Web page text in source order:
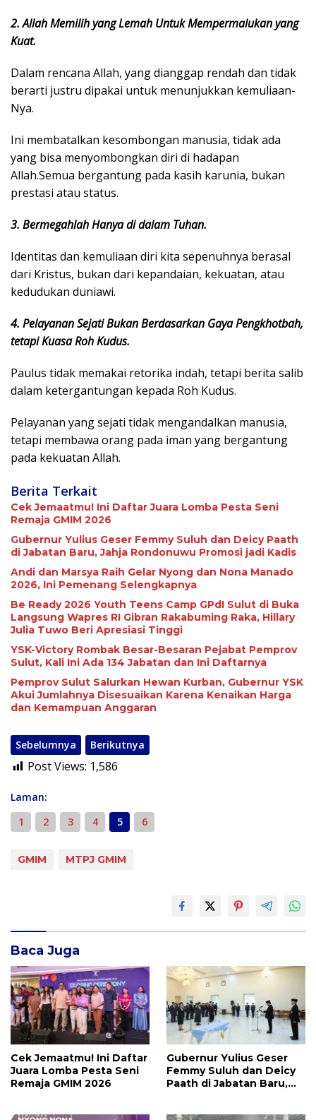
2. Allah Memilih yang Lemah Untuk Mempermalukan yang
Kuat.
Dalam rencana Allah, yang dianggap rendah dan tidak
berarti justru dipakai untuk menunjukkan kemuliaan-
Nya.
Ini membatalkan kesombongan manusia, tidak ada
yang bisa menyombongkan diri di hadapan
Allah.Semua bergantung pada kasih karunia, bukan
prestasi atau status.
3. Bermegahlah Hanya di dalam Tuhan.
Identitas dan kemuliaan diri kita sepenuhnya berasal
dari Kristus, bukan dari kepandaian, kekuatan, atau
kedudukan duniawi.
4. Pelayanan Sejati Bukan Berdasarkan Gaya Pengkhotbah,
tetapi Kuasa Roh Kudus.
Paulus tidak memakai retorika indah, tetapi berita salib
dalam ketergantungan kepada Roh Kudus.
Pelayanan yang sejati tidak mengandalkan manusia,
tetapi membawa orang pada iman yang bergantung
pada kekuatan Allah.
Berita Terkait
Cek Jemaatmu! Ini Daftar Juara Lomba Pesta Seni
Remaja GMIM 2026
Gubernur Yulius Geser Femmy Suluh dan Deicy Paath
di Jabatan Baru, Jahja Rondonuwu Promosi jadi Kadis
Andi dan Marsya Raih Gelar Nyong dan Nona Manado
2026, Ini Pemenang Selengkapnya
Be Ready 2026 Youth Teens Camp GPdI Sulut di Buka
Langsung Wapres RI Gibran Rakabuming Raka, Hillary
Julia Tuwo Beri Apresiasi Tinggi
YSK-Victory Rombak Besar-Besaran Pejabat Pemprov
Sulut, Kali Ini Ada 134 Jabatan dan Ini Daftarnya
Pemprov Sulut Salurkan Hewan Kurban, Gubernur YSK
Akui Jumlahnya Disesuaikan Karena Kenaikan Harga
dan Kemampuan Anggaran
Sebelumnya Berikutnya
Post Views: 1,586
Laman:
1
2 3 4 5 6
GMIM MTPJ GMIM
Baca Juga
Cek Jemaatmu! Ini Daftar
Juara Lomba Pesta Seni
Remaja GMIM 2026
Gubernur Yulius Geser
Femmy Suluh dan Deicy
Paath di Jabatan Baru,